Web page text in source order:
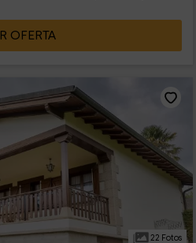
OFERTA
22 Fotos